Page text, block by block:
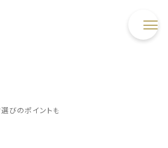
びのポイントも解説！